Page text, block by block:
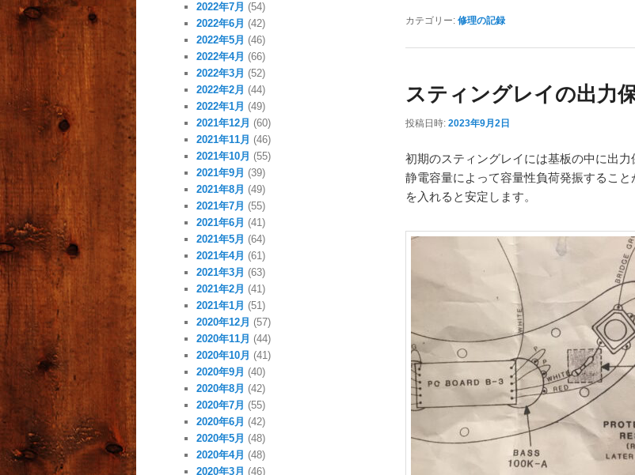
カテゴリー: 修理の記録
スティングレイの出力
投稿日時: 2023年9月2日
初期のスティングレイには基板の中に出
静電容量によって容量性負荷発振するこ
を入れると安定します。
2022年7月 (54)
2022年6月 (42)
2022年5月 (46)
2022年4月 (66)
2022年3月 (52)
2022年2月 (44)
2022年1月 (49)
2021年12月 (60)
2021年11月 (46)
2021年10月 (55)
2021年9月 (39)
2021年8月 (49)
2021年7月 (55)
2021年6月 (41)
2021年5月 (64)
2021年4月 (61)
2021年3月 (63)
2021年2月 (41)
2021年1月 (51)
2020年12月 (57)
2020年11月 (44)
2020年10月 (41)
2020年9月 (40)
2020年8月 (42)
2020年7月 (55)
2020年6月 (42)
2020年5月 (48)
2020年4月 (48)
2020年3月 (46)